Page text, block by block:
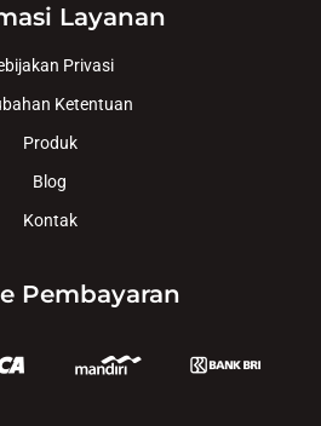
Layanan
Privasi
Ketentuan
Produk
Blog
Kontak
Pembayaran